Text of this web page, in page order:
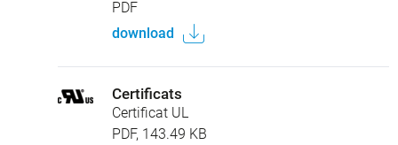
PDF
download
Certificats
Certificat UL
PDF, 143.49 KB